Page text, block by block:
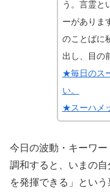
う。言霊と
ーがありま
のことばに
出し、目の
★毎日のス
い。
★スーハメ
今日の波動・キーワ
調和すると、いまの
を発揮できる」とい